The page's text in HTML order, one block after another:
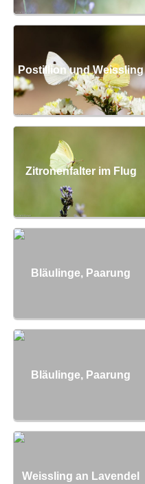
Postillion und Weissling
Zitronenfalter im Flug
Bläulinge, Paarung
Bläulinge, Paarung
Weissling an Lavendel